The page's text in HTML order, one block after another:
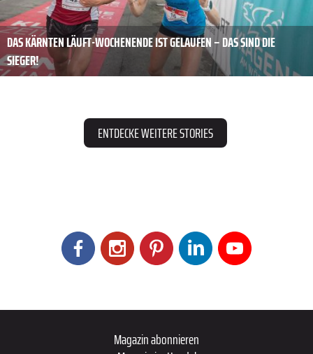
DAS KÄRNTEN LÄUFT-WOCHENENDE IST GELAUFEN – DAS SIND DIE
SIEGER!
ENTDECKE WEITERE STORIES
Magazin abonnieren